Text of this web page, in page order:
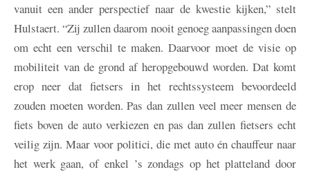
vanuit een ander perspectief naar de kwestie kijken,” stelt
Hulstaert. “Zij zullen daarom nooit genoeg aanpassingen doen
om echt een verschil te maken. Daarvoor moet de visie op
mobiliteit van de grond af heropgebouwd worden. Dat komt
erop neer dat fietsers in het rechtssysteem bevoordeeld
zouden moeten worden. Pas dan zullen veel meer mensen de
fiets boven de auto verkiezen en pas dan zullen fietsers echt
veilig zijn. Maar voor politici, die met auto én chauffeur naar
het werk gaan, of enkel ’s zondags op het platteland door